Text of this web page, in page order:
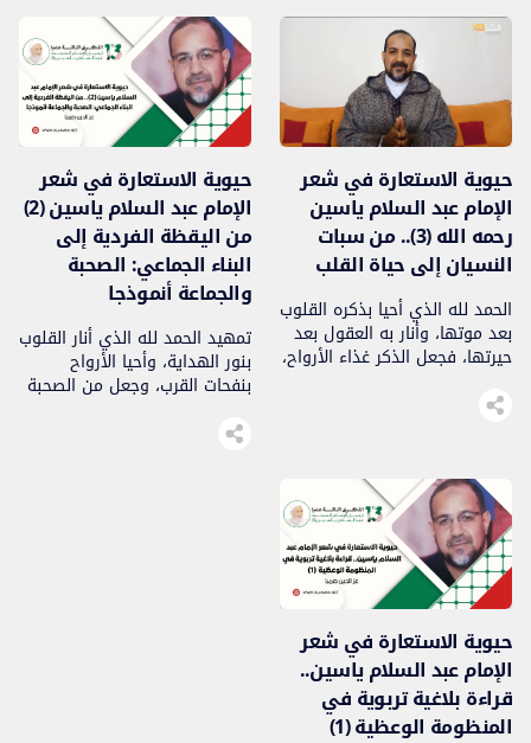
محمد، سيد الصادقين، الذي علّم
الناس طريق الحق، وجعل الصدق
شعاعا ينير دروب المؤمنين، وعلى
آله وصحبه أجمعين. في إطار
المنظومة الوعظية، يقدّم الإمام
عبد […]
مجرد إشراق طارئ، بل نداء فطرة
استُدعيت، ووحي باشر القلب
فأيقظه. ذلك أن الفطرة الطاهرة
النظيفة متأصلة في الإنسان،
مولودة معه، فإذا اجتمع للمؤمن
نور […]
حيوية الاستعارة في شعر
الإمام عبد السلام ياسين
رحمه الله (3).. من سبات
النسيان إلى حياة القلب
الحمد لله الذي أحيا بذكره القلوب
بعد موتها، وأنار به العقول بعد
حيرتها، فجعل الذكر غذاء الأرواح،
والسلام على سيد الذاكرين،
سار على نهجه إلى يوم الدين.
يُقيم الإمام عبد السلام ياسين
رحمه الله مفهوم الذكر في قلب
مشروعه التربوي والجهادي، لا
بوصفه […]
حيوية الاستعارة في شعر
الإمام عبد السلام ياسين (2)
من اليقظة الفردية إلى
البناء الجماعي: الصحبة
والجماعة أنموذجا
تمهيد الحمد لله الذي أنار القلوب
بنور الهداية، وأحيا الأرواح
بنفحات القرب، وجعل من الصحبة
الإيمان، ومن الجماعة المؤمنة
حيوية الاستعارة في شعر
الإمام عبد السلام ياسين..
قراءة بلاغية تربوية في
المنظومة الوعظية (1)